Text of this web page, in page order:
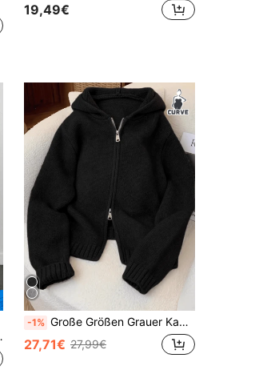
19,49€
-1% Große Größen Grauer Kapuzenjacke aus Strick, Reißverschluss Gerippter Langarm Cardigan mit Dropped Shoulder, Lässiger minimalistischer Pullover für Herbst, Winter & Feiertage Schwarz
27,71€ 27,99€